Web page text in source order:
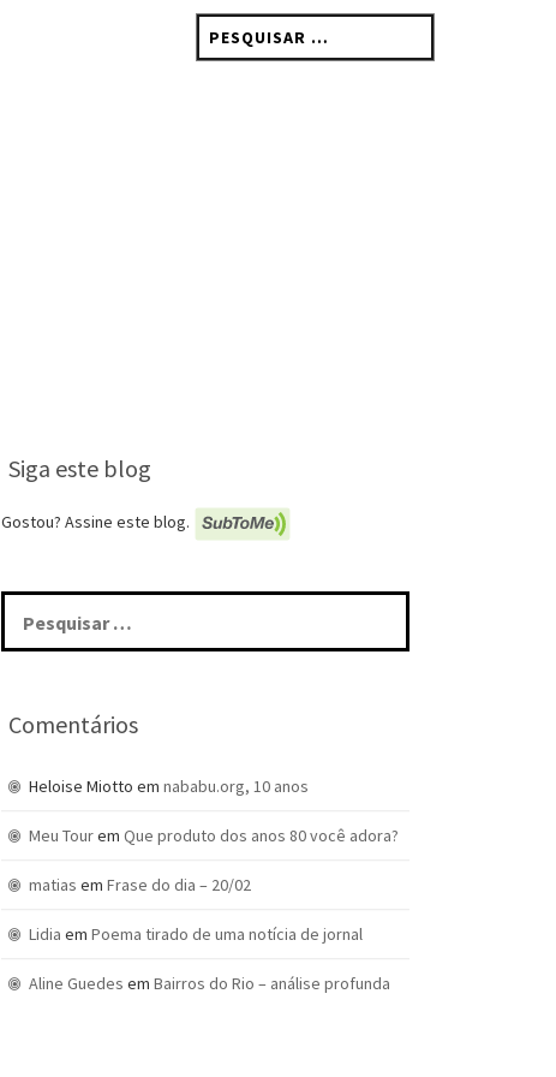
por:
Siga este blog
Gostou? Assine este blog.
Pesquisar
por:
Comentários
Heloise Miotto em nababu.org, 10 anos
Meu Tourem Que produto dos anos 80 você adora?
matias em Frase do dia – 20/02
Lidia em Poema tirado de uma notícia de jornal
Aline Guedes em Bairros do Rio – análise profunda